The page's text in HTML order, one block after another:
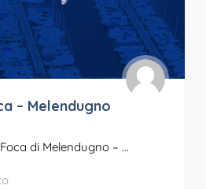
– Melendugno
di Melendugno – ...